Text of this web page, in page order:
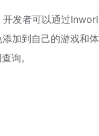
发者可以通过
加到自己的游戏和
询。